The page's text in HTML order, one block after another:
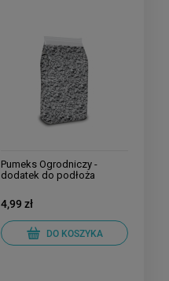
Pumeks Ogrodniczy -
dodatek do podłoża
4,99 zł
DO KOSZYKA